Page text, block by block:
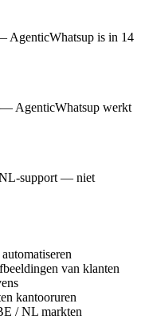
AgenticWhatsup is in 14
— AgenticWhatsup werkt
support — niet
van klanten
kantooruren
/ NL markten